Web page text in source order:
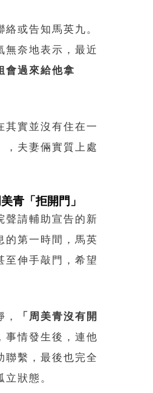
或告知馬英九。
無奈地表示，最近
會過來給他拿
其實並沒有住在一
，夫妻倆實質上處
青「拒開門」
聲請輔助宣告的新
的第一時間，馬英
至伸手敲門，希望
「周美青沒有開
事情發生後，連他
聯繫，最後也完全
狀態。